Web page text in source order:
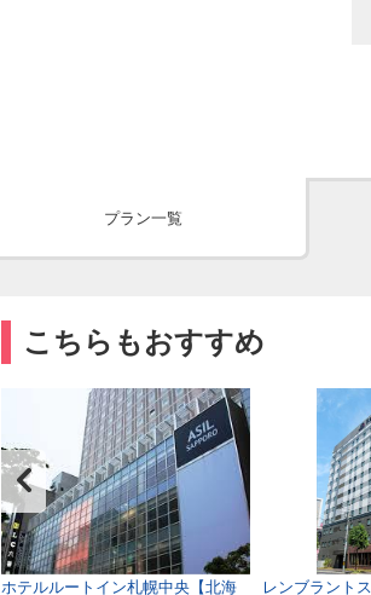
プラン一覧
こちらもおすすめ
ホテルルートイン札幌中央【北海 レンブラント